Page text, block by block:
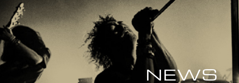
NEWS